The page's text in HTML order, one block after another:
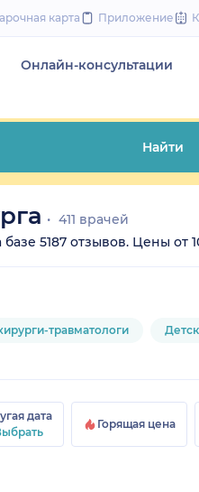
карта Приложение
Онлайн-консультации
Найти
411 врачей
5187 отзывов. Цены от
травматологи
дата
Горящая цена